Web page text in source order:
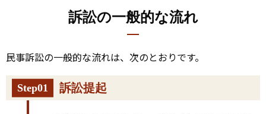
訴訟の一般的な流れ
民事訴訟の一般的な流れは、次のとおりです。
Step01 訴訟提起